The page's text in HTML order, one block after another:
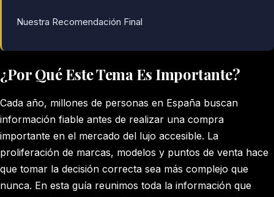
Nuestra Recomendación Final
¿Por Qué Este Tema Es Importante?
Cada año, millones de personas en España buscan
información fiable antes de realizar una compra
importante en el mercado del lujo accesible. La
proliferación de marcas, modelos y puntos de venta hace
que tomar la decisión correcta sea más complejo que
nunca. En esta guía reunimos toda la información que